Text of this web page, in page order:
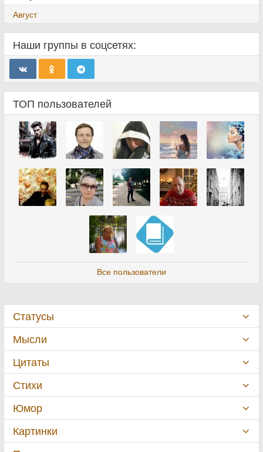
Август
Наши группы в соцсетях:
ТОП пользователей
Все пользователи
Статусы
Мысли
Цитаты
Стихи
Юмор
Картинки